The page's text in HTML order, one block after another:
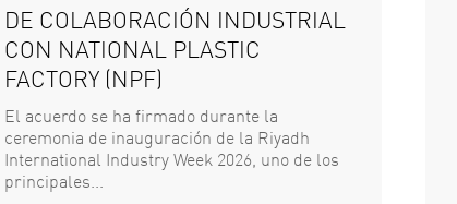
DE COLABORACIÓN INDUSTRIAL
CON NATIONAL PLASTIC
FACTORY (NPF)
El acuerdo se ha firmado durante la
ceremonia de inauguración de la Riyadh
International Industry Week 2026, uno de los
principales...